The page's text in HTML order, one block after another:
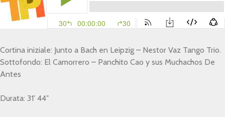
Cortina iniziale: Junto a Bach en Leipzig – Nestor Vaz Tango Trio.
Sottofondo: El Camorrero – Panchito Cao y sus Muchachos De
Antes
Durata: 31′ 44″